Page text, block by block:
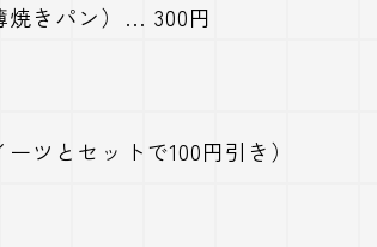
焼きパン）… 300円
ーツとセットで100円引き）